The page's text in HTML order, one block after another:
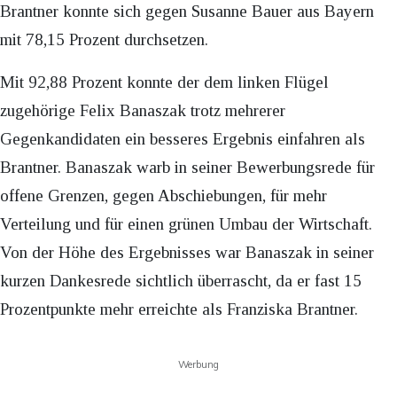
Brantner konnte sich gegen Susanne Bauer aus Bayern
mit 78,15 Prozent durchsetzen.
Mit 92,88 Prozent konnte der dem linken Flügel
zugehörige Felix Banaszak trotz mehrerer
Gegenkandidaten ein besseres Ergebnis einfahren als
Brantner. Banaszak warb in seiner Bewerbungsrede für
offene Grenzen, gegen Abschiebungen, für mehr
Verteilung und für einen grünen Umbau der Wirtschaft.
Von der Höhe des Ergebnisses war Banaszak in seiner
kurzen Dankesrede sichtlich überrascht, da er fast 15
Prozentpunkte mehr erreichte als Franziska Brantner.
Werbung